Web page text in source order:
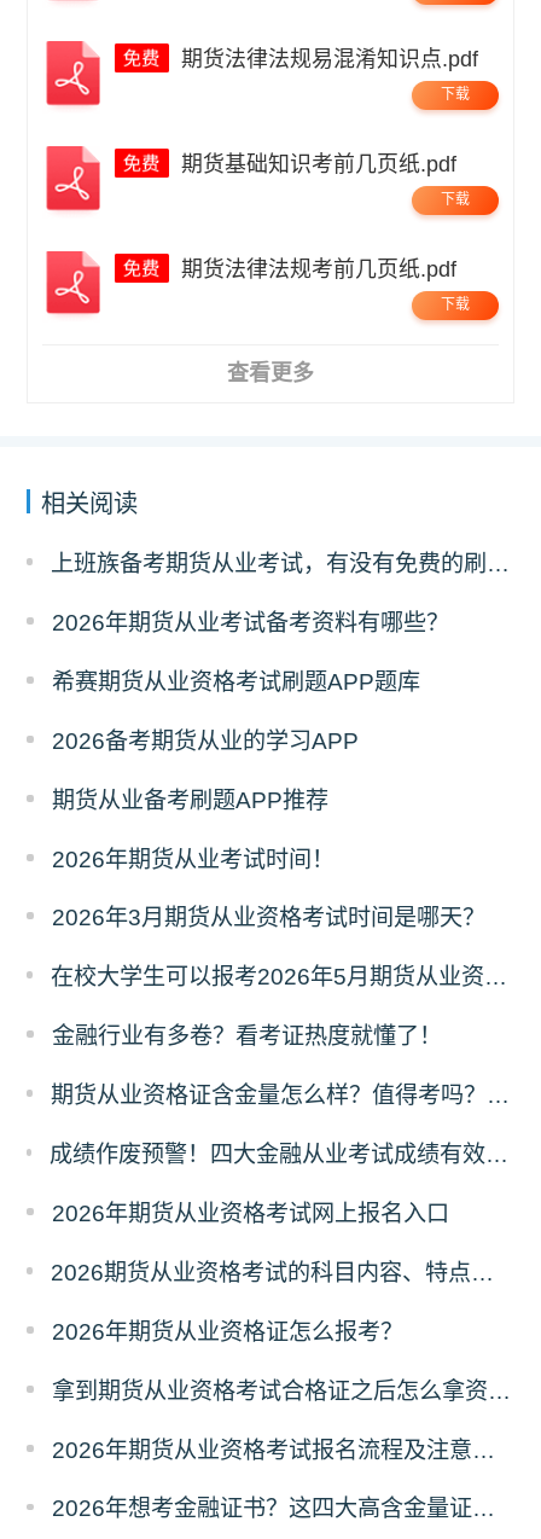
期货法律法规易混淆知识点.pdf
下载
期货基础知识考前几页纸.pdf
下载
期货法律法规考前几页纸.pdf
下载
查看更多
相关阅读
上班族备考期货从业考试，有没有免费的刷题 APP 可以推荐？
2026年期货从业考试备考资料有哪些？
希赛期货从业资格考试刷题APP题库
2026备考期货从业的学习APP
期货从业备考刷题APP推荐
2026年期货从业考试时间！
2026年3月期货从业资格考试时间是哪天？
在校大学生可以报考2026年5月期货从业资格考试吗？
金融行业有多卷？看考证热度就懂了！
​期货从业资格证含金量怎么样？值得考吗？深度解析来了！
成绩作废预警！四大金融从业考试成绩有效期速查，别让辛苦白费！
2026年期货从业资格考试网上报名入口
2026期货从业资格考试的科目内容、特点及难度深度解析
2026年期货从业资格证怎么报考？
拿到期货从业资格考试合格证之后怎么拿资格证？
2026年期货从业资格考试报名流程及注意事项全攻略
2026年想考金融证书？这四大高含金量证书别错过！